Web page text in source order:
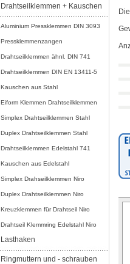
Drahtseilklemmen + Kauschen
Aluminium Pressklemmen DIN 3093
Pressklemmenzangen
Drahtseilklemmen ähnl. DIN 741
Drahtseilklemmen DIN EN 13411-5
Kauschen aus Stahl
Eiform Klemmen Drahtseilklemmen
Simplex Drahtseilklemmen Stahl
Duplex Drahtseilklemmen Stahl
Drahtseilklemmen Edelstahl 741
Kauschen aus Edelstahl
Simplex Drahseilklemmen Niro
Duplex Drahtseilklemmen Niro
Kreuzklemmen für Drahtseil Niro
Drahtseil Klemmring Edelstahl Niro
Lasthaken
Ringmuttern und - schrauben